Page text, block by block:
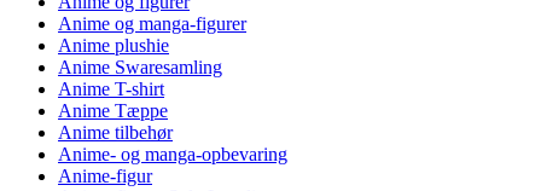
Anime og manga-figurer
Anime plushie
Anime Swaresamling
Anime T-shirt
Anime Tæppe
Anime tilbehør
Anime- og manga-opbevaring
Anime-figur